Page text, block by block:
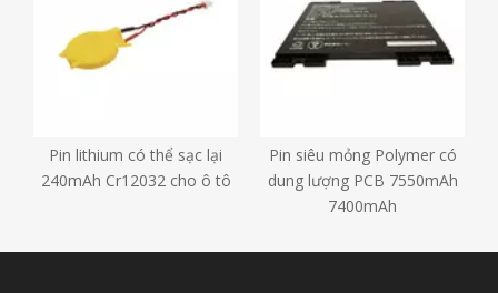
Pin lithium có thể sạc lại
240mAh Cr12032 cho ô tô
Pin siêu mỏng Polymer có
dung lượng PCB 7550mAh
7400mAh